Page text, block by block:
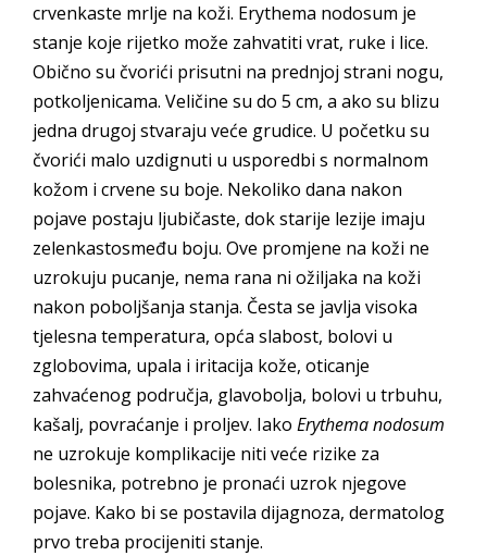
crvenkaste mrlje na koži. Erythema nodosum je
stanje koje rijetko može zahvatiti vrat, ruke i lice.
Obično su čvorići prisutni na prednjoj strani nogu,
potkoljenicama. Veličine su do 5 cm, a ako su blizu
jedna drugoj stvaraju veće grudice. U početku su
čvorići malo uzdignuti u usporedbi s normalnom
kožom i crvene su boje. Nekoliko dana nakon
pojave postaju ljubičaste, dok starije lezije imaju
zelenkastosmeđu boju. Ove promjene na koži ne
uzrokuju pucanje, nema rana ni ožiljaka na koži
nakon poboljšanja stanja. Česta se javlja visoka
tjelesna temperatura, opća slabost, bolovi u
zglobovima, upala i iritacija kože, oticanje
zahvaćenog područja, glavobolja, bolovi u trbuhu,
kašalj, povraćanje i proljev. Iako Erythema nodosum
ne uzrokuje komplikacije niti veće rizike za
bolesnika, potrebno je pronaći uzrok njegove
pojave. Kako bi se postavila dijagnoza, dermatolog
prvo treba procijeniti stanje.